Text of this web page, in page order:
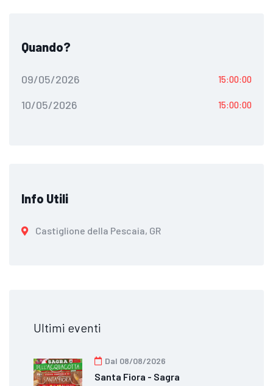
Quando?
09/05/2026 15:00:00
10/05/2026 15:00:00
Info Utili
Castiglione della Pescaia, GR
Ultimi eventi
Dal 08/08/2026
Santa Fiora - Sagra